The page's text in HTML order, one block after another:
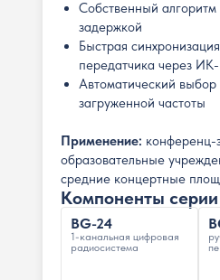
Собственный
задержкой
Быстрая
передатчика через
Автоматический
загруженной частоты
Применение: конференц-
образовательные
средние концертные
Компоненты серии
BG-24
1-канальная цифровая
радиосистема